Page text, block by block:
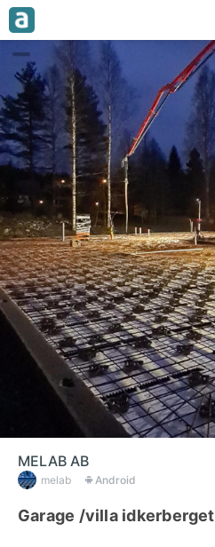
MELAB AB
melab Android
Garage /villa idkerberget